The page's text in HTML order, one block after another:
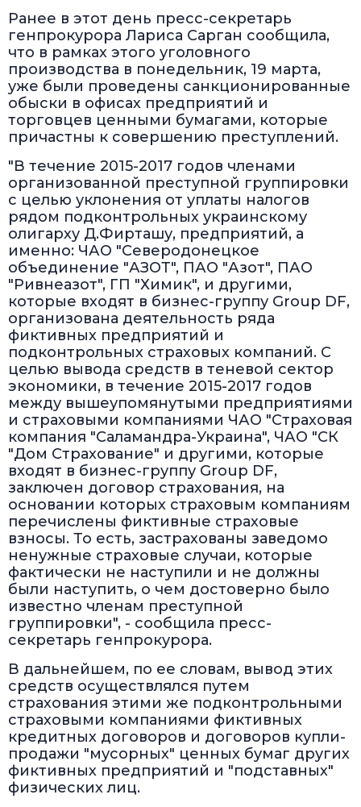
Ранее в этот день пресс-секретарь
генпрокурора Лариса Сарган сообщила,
что в рамках этого уголовного
производства в понедельник, 19 марта,
уже были проведены санкционированные
обыски в офисах предприятий и
торговцев ценными бумагами, которые
причастны к совершению преступлений.
"В течение 2015-2017 годов членами
организованной преступной группировки
с целью уклонения от уплаты налогов
рядом подконтрольных украинскому
олигарху Д.Фирташу, предприятий, а
именно: ЧАО "Северодонецкое
объединение "АЗОТ", ПАО "Азот", ПАО
"Ривнеазот", ГП "Химик", и другими,
которые входят в бизнес-группу Group DF,
организована деятельность ряда
фиктивных предприятий и
подконтрольных страховых компаний. С
целью вывода средств в теневой сектор
экономики, в течение 2015-2017 годов
между вышеупомянутыми предприятиями
и страховыми компаниями ЧАО "Страховая
компания "Саламандра-Украина", ЧАО "СК
"Дом Страхование" и другими, которые
входят в бизнес-группу Group DF,
заключен договор страхования, на
основании которых страховым компаниям
перечислены фиктивные страховые
взносы. То есть, застрахованы заведомо
ненужные страховые случаи, которые
фактически не наступили и не должны
были наступить, о чем достоверно было
известно членам преступной
группировки", - сообщила пресс-
секретарь генпрокурора.
В дальнейшем, по ее словам, вывод этих
средств осуществлялся путем
страхования этими же подконтрольными
страховыми компаниями фиктивных
кредитных договоров и договоров купли-
продажи "мусорных" ценных бумаг других
фиктивных предприятий и "подставных"
физических лиц.